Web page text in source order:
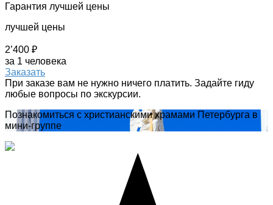
Гарантия лучшей цены
лучшей цены
2’400 ₽
за 1 человека
Заказать
При заказе вам не нужно ничего платить. Задайте гиду
любые вопросы по экскурсии.
Познакомиться с христианскими храмами Петербурга в
мини-группе